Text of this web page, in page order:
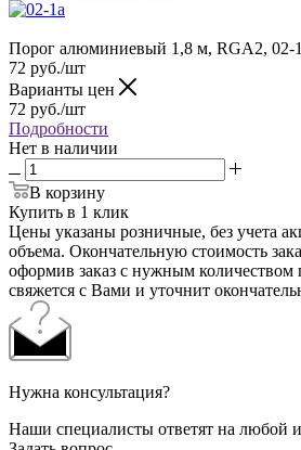
Порог алюминиевый 1,8 м, RGA2, 02-1
72 руб./шт
Варианты цен
72 руб./шт
Подробности
Нет в наличии
В корзину
Купить в 1 клик
Цены указаны розничные, без учета
объема. Окончательную стоимость
оформив заказ с нужным количеством
свяжется с Вами и уточнит
Нужна консультация?
Наши специалисты ответят на любой